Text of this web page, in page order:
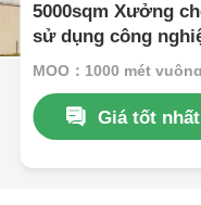
5000sqm Xưởng
sử dụng công
MOQ：1000 mét vuông
Giá tốt nhất